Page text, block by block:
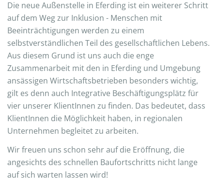
Die neue Außenstelle in Eferding ist ein weiterer Schritt
auf dem Weg zur Inklusion - Menschen mit
Beeinträchtigungen werden zu einem
selbstverständlichen Teil des gesellschaftlichen Lebens.
Aus diesem Grund ist uns auch die enge
Zusammenarbeit mit den in Eferding und Umgebung
ansässigen Wirtschaftsbetrieben besonders wichtig,
gilt es denn auch Integrative Beschäftigungsplätz für
vier unserer KlientInnen zu finden. Das bedeutet, dass
KlientInnen die Möglichkeit haben, in regionalen
Unternehmen begleitet zu arbeiten.
Wir freuen uns schon sehr auf die Eröffnung, die
angesichts des schnellen Baufortschritts nicht lange
auf sich warten lassen wird!